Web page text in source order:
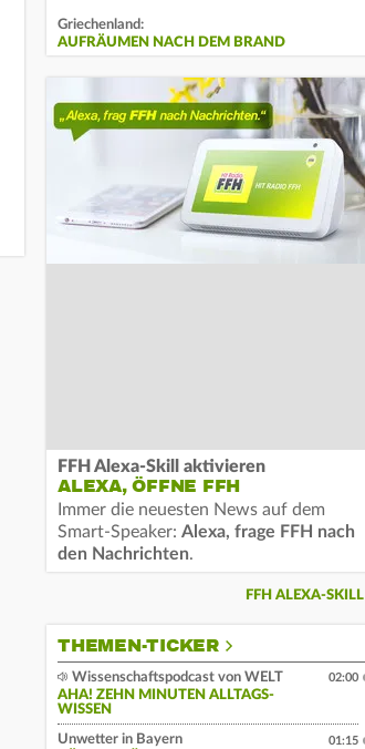
Griechenland:
AUFRÄUMEN NACH DEM BRAND
FFH Alexa-Skill aktivieren
ALEXA, ÖFFNE FFH
Immer die neuesten News auf dem
Smart-Speaker: Alexa, frage FFH nach
den Nachrichten.
FFH ALEXA-SKILL
THEMEN-TICKER
Wissenschaftspodcast von WELT
AHA! ZEHN MINUTEN ALLTAGS-
WISSEN
02:00
Unwetter in Bayern
01:15